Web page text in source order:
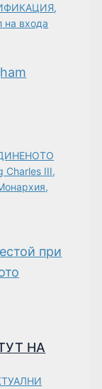
,
на входа
Charles III,
,
НА